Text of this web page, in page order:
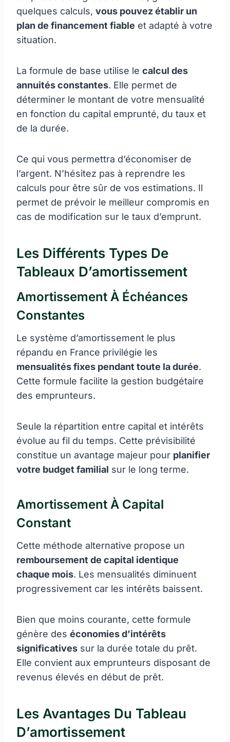
quelques calculs, vous pouvez établir un
plan de financement fiable et adapté à votre
situation.
La formule de base utilise le calcul des
annuités constantes. Elle permet de
déterminer le montant de votre mensualité
en fonction du capital emprunté, du taux et
de la durée.
Ce qui vous permettra d’économiser de
l’argent. N’hésitez pas à reprendre les
calculs pour être sûr de vos estimations. Il
permet de prévoir le meilleur compromis en
cas de modification sur le taux d’emprunt.
Les Différents Types De
Tableaux D’amortissement
Amortissement À Échéances
Constantes
Le système d’amortissement le plus
répandu en France privilégie les
mensualités fixes pendant toute la durée.
Cette formule facilite la gestion budgétaire
des emprunteurs.
Seule la répartition entre capital et intérêts
évolue au fil du temps. Cette prévisibilité
constitue un avantage majeur pour planifier
votre budget familial sur le long terme.
Amortissement À Capital
Constant
Cette méthode alternative propose un
remboursement de capital identique
chaque mois. Les mensualités diminuent
progressivement car les intérêts baissent.
Bien que moins courante, cette formule
génère des économies d’intérêts
significatives sur la durée totale du prêt.
Elle convient aux emprunteurs disposant de
revenus élevés en début de prêt.
Les Avantages Du Tableau
D’amortissement